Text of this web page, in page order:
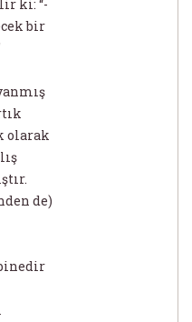
ki: “-
bir
olarak
de)